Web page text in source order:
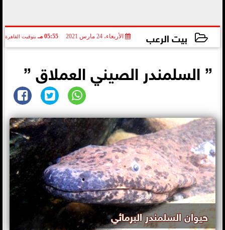
بيت الرعب الأربعاء، 24 مارس 2021 05:55 مـ بتوقيت القاهرة
” السلمندر الصيني العملاق ”
حيوان السلمندر البرمائي